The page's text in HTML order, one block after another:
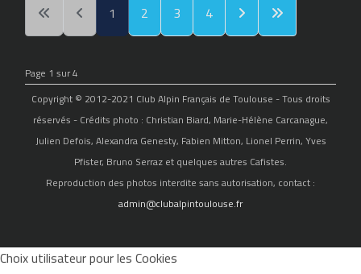
1 2 3 4
Page 1 sur 4
Copyright © 2012-2021 Club Alpin Français de Toulouse - Tous droits
réservés - Crédits photo : Christian Biard, Marie-Hélène Carcanague,
Julien Defois, Alexandra Genesty, Fabien Mitton, Lionel Perrin, Yves
Pfister, Bruno Serraz et quelques autres Cafistes.
Reproduction des photos interdite sans autorisation, contact :
admin@clubalpintoulouse.fr
Choix utilisateur pour les Cookies